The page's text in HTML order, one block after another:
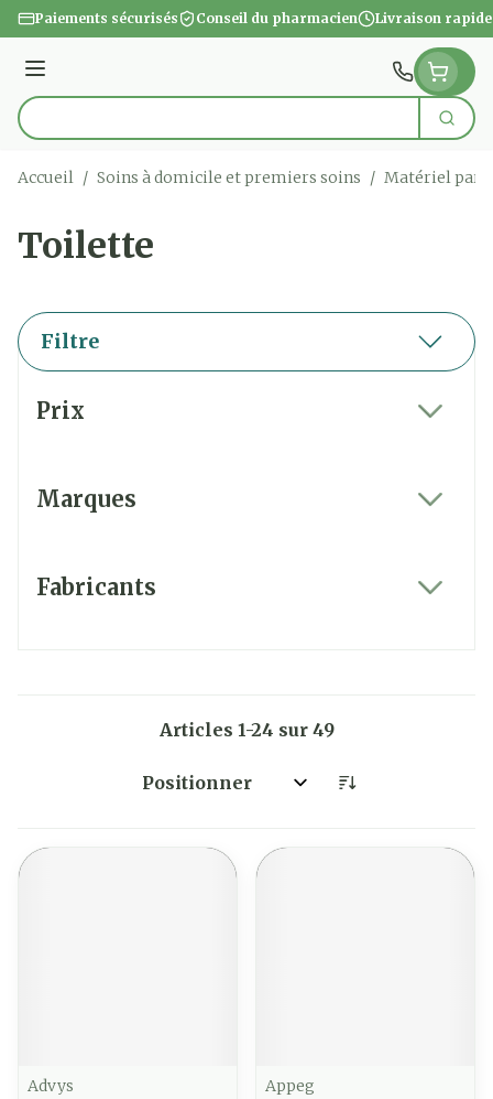
Aller au contenu
Paiements sécurisés Conseil du pharmacien Livraison rapide
Menu
Rechercher
Accueil / Soins à domicile et premiers soins / Matériel
Toilette
Filtre
Prix
Marques
Fabricants
Articles 1-24 sur 49
Trier par:
Advys
Appeg